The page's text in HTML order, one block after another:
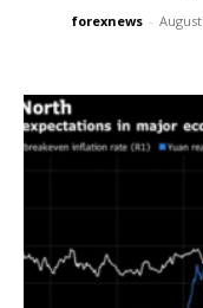
forexnews -